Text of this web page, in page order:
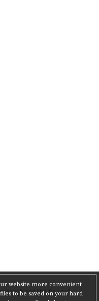
website more convenient
to be saved on your hard
andthe Poznań